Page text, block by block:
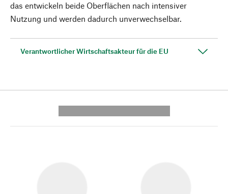
das entwickeln beide Oberflächen nach intensiver
Nutzung und werden dadurch unverwechselbar.
Verantwortlicher Wirtschaftsakteur für die EU